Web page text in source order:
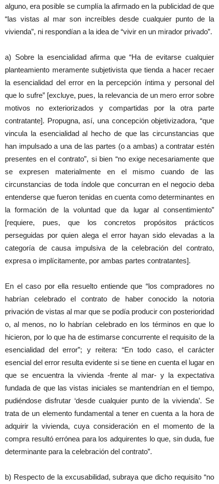
alguno, era posible se cumplía la afirmado en la publicidad de que
“las vistas al mar son increíbles desde cualquier punto de la
vivienda”, ni respondían a la idea de “vivir en un mirador privado”.
a) Sobre la esencialidad afirma que “Ha de evitarse cualquier
planteamiento meramente subjetivista que tienda a hacer recaer
la esencialidad del error en la percepción íntima y personal del
que lo sufre” [excluye, pues, la relevancia de un mero error sobre
motivos no exteriorizados y compartidas por la otra parte
contratante]. Propugna, así, una concepción objetivizadora, “que
vincula la esencialidad al hecho de que las circunstancias que
han impulsado a una de las partes (o a ambas) a contratar estén
presentes en el contrato”, si bien “no exige necesariamente que
se expresen materialmente en el mismo cuando de las
circunstancias de toda índole que concurran en el negocio deba
entenderse que fueron tenidas en cuenta como determinantes en
la formación de la voluntad que da lugar al consentimiento”
[requiere, pues, que los concretos propósitos prácticos
perseguidas por quien alega el error hayan sido elevadas a la
categoría de causa impulsiva de la celebración del contrato,
expresa o implícitamente, por ambas partes contratantes].
En el caso por ella resuelto entiende que “los compradores no
habrían celebrado el contrato de haber conocido la notoria
privación de vistas al mar que se podía producir con posterioridad
o, al menos, no lo habrían celebrado en los términos en que lo
hicieron, por lo que ha de estimarse concurrente el requisito de la
esencialidad del error”; y reitera: “En todo caso, el carácter
esencial del error resulta evidente si se tiene en cuenta el lugar en
que se encuentra la vivienda -frente al mar- y la expectativa
fundada de que las vistas iniciales se mantendrían en el tiempo,
pudiéndose disfrutar ‘desde cualquier punto de la vivienda’. Se
trata de un elemento fundamental a tener en cuenta a la hora de
adquirir la vivienda, cuya consideración en el momento de la
compra resultó errónea para los adquirentes lo que, sin duda, fue
determinante para la celebración del contrato”.
b) Respecto de la excusabilidad, subraya que dicho requisito “no